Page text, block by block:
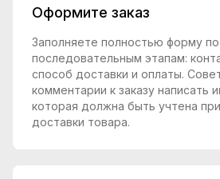
Оформите заказ
Заполняете полностью форму по
последовательным этапам:
способ доставки и оплаты.
комментарии к заказу написать
которая должна быть учтена
доставки товара.